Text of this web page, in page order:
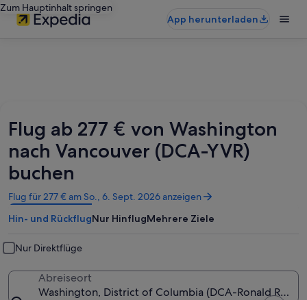
Zum Hauptinhalt springen
App herunterladen
Flug ab 277 € von Washington
nach Vancouver (DCA-YVR)
buchen
Flug für 277 € am So., 6. Sept. 2026 anzeigen
Wird
in
einem
Fenster
geöffnet
Hin- und RückflugNur HinflugMehrere Ziele
Nur Direktflüge
Abreiseort
Washington, District of Columbia (DCA-Ronald